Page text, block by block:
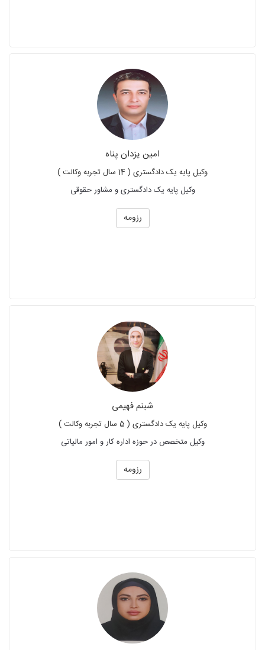
امین یزدان پناه
وکیل پایه یک دادگستری ( 14 سال تجربه وکالت )
وکیل پایه یک دادگستری و مشاور حقوقی
رزومه
شبنم فهیمی
وکیل پایه یک دادگستری ( 5 سال تجربه وکالت )
وکیل متخصص در حوزه اداره کار و امور مالیاتی
رزومه